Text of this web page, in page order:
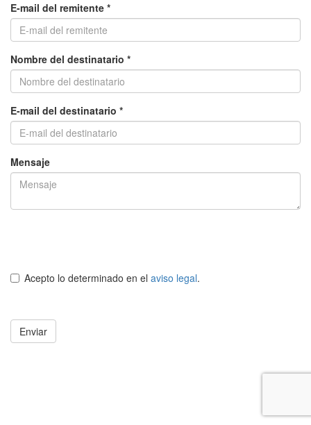
E-mail del remitente *
Nombre del destinatario *
E-mail del destinatario *
Mensaje
Acepto lo determinado en el aviso legal.
Enviar